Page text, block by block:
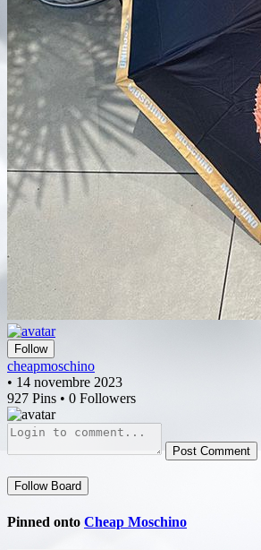
Follow
cheapmoschino
• 14 novembre 2023
927 Pins • 0 Followers
Post Comment
Follow Board
Pinned onto Cheap Moschino